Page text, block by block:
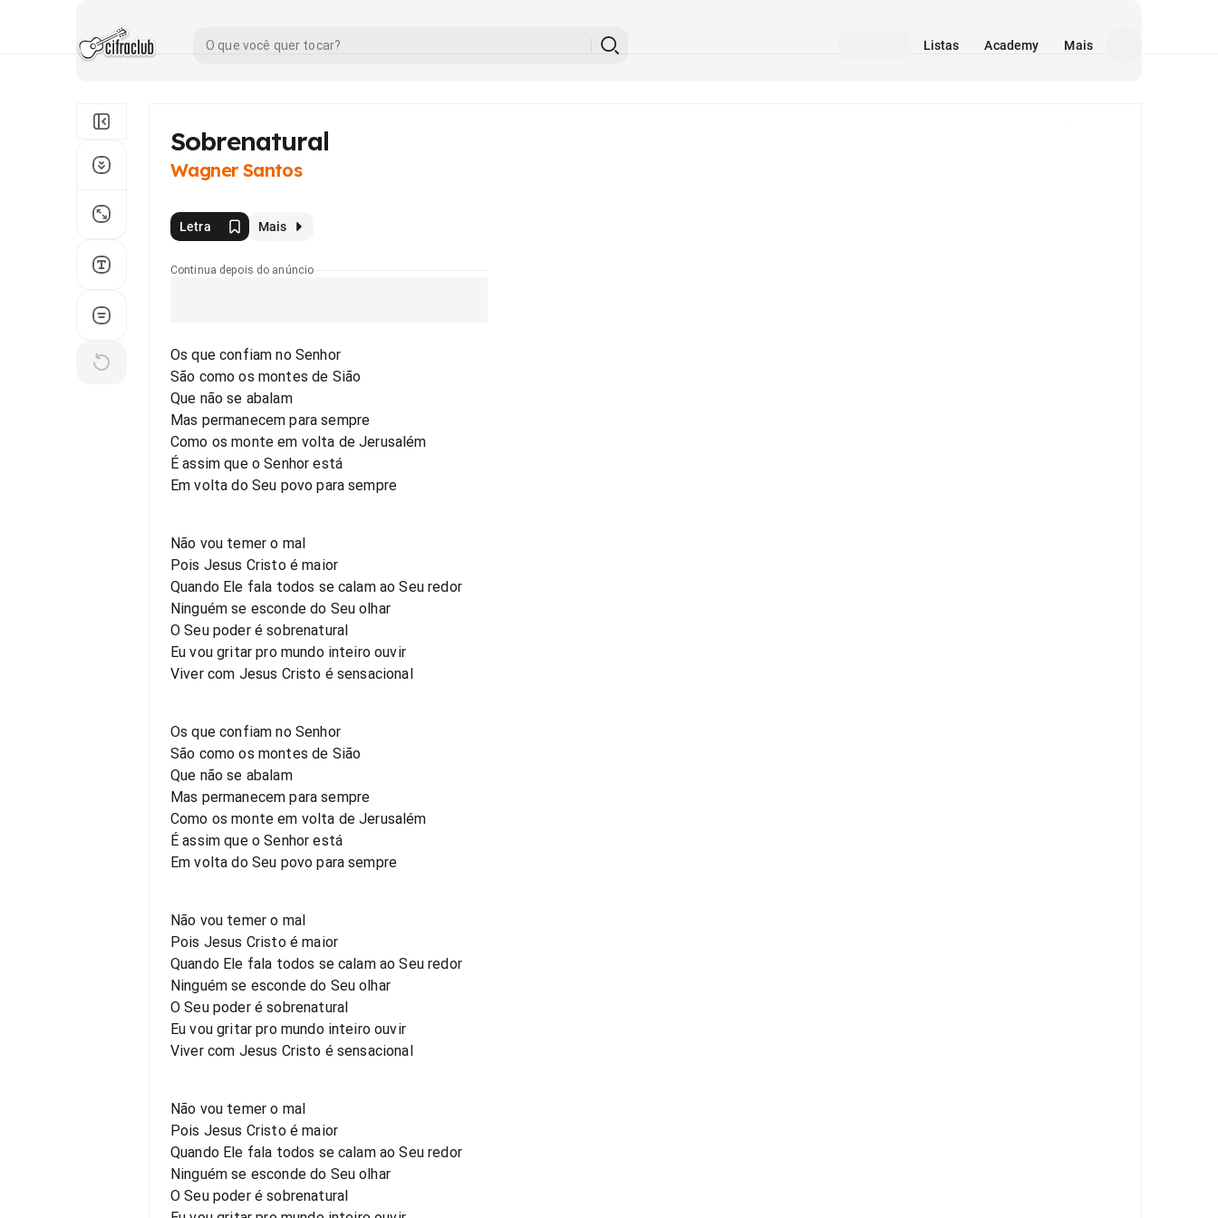
Listas Academy Mais
Sobrenatural
Wagner Santos
Letra Mais
Continua depois do anúncio
Os que confiam no Senhor
São como os montes de Sião
Que não se abalam
Mas permanecem para sempre
Como os monte em volta de Jerusalém
É assim que o Senhor está
Em volta do Seu povo para sempre
Não vou temer o mal
Pois Jesus Cristo é maior
Quando Ele fala todos se calam ao Seu redor
Ninguém se esconde do Seu olhar
O Seu poder é sobrenatural
Eu vou gritar pro mundo inteiro ouvir
Viver com Jesus Cristo é sensacional
Os que confiam no Senhor
São como os montes de Sião
Que não se abalam
Mas permanecem para sempre
Como os monte em volta de Jerusalém
É assim que o Senhor está
Em volta do Seu povo para sempre
Não vou temer o mal
Pois Jesus Cristo é maior
Quando Ele fala todos se calam ao Seu redor
Ninguém se esconde do Seu olhar
O Seu poder é sobrenatural
Eu vou gritar pro mundo inteiro ouvir
Viver com Jesus Cristo é sensacional
Não vou temer o mal
Pois Jesus Cristo é maior
Quando Ele fala todos se calam ao Seu redor
Ninguém se esconde do Seu olhar
O Seu poder é sobrenatural